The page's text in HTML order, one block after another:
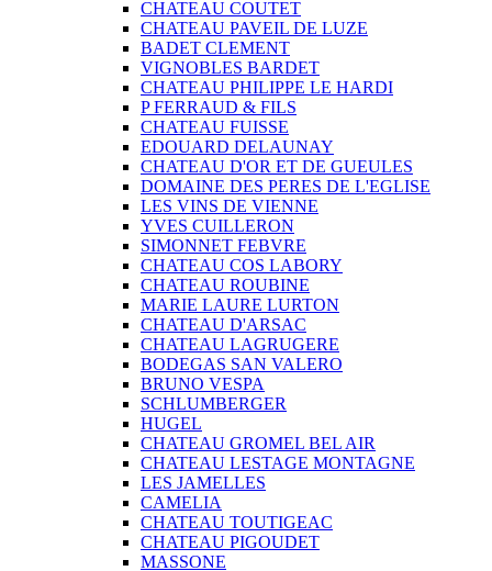
CHATEAU COUTET
CHATEAU PAVEIL DE LUZE
BADET CLEMENT
VIGNOBLES BARDET
CHATEAU PHILIPPE LE HARDI
P FERRAUD & FILS
CHATEAU FUISSE
EDOUARD DELAUNAY
CHATEAU D'OR ET DE GUEULES
DOMAINE DES PERES DE L'EGLISE
LES VINS DE VIENNE
YVES CUILLERON
SIMONNET FEBVRE
CHATEAU COS LABORY
CHATEAU ROUBINE
MARIE LAURE LURTON
CHATEAU D'ARSAC
CHATEAU LAGRUGERE
BODEGAS SAN VALERO
BRUNO VESPA
SCHLUMBERGER
HUGEL
CHATEAU GROMEL BEL AIR
CHATEAU LESTAGE MONTAGNE
LES JAMELLES
CAMELIA
CHATEAU TOUTIGEAC
CHATEAU PIGOUDET
MASSONE